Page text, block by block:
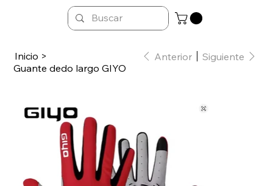
Inicio >
Guante dedo largo GIYO
Anterior Siguiente